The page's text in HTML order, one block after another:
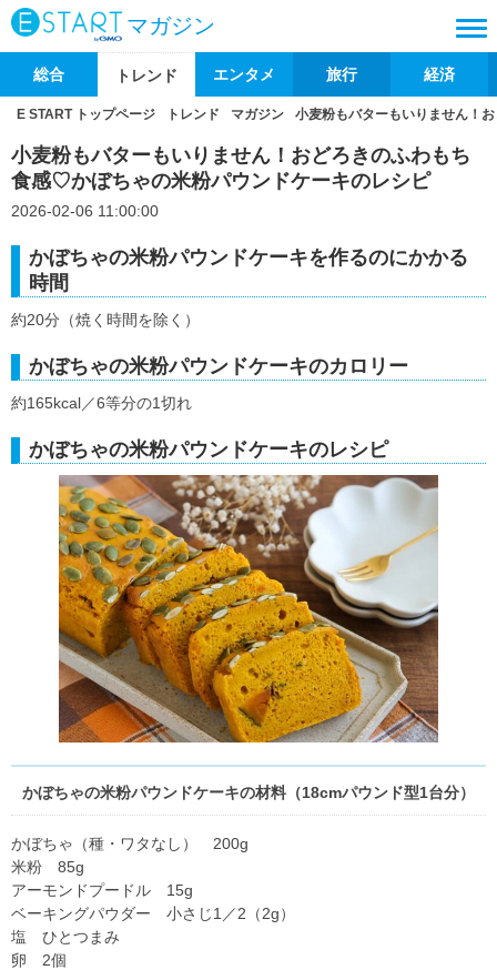
マガジン
総合 トレンド エンタメ 旅行 経済
E START トップページ トレンド マガジン 小麦粉もバターもいりません！
小麦粉もバターもいりません！おどろきのふわもち
食感♡かぼちゃの米粉パウンドケーキのレシピ
2026-02-06 11:00:00
かぼちゃの米粉パウンドケーキを作るのにかかる
時間
約20分（焼く時間を除く）
かぼちゃの米粉パウンドケーキのカロリー
約165kcal／6等分の1切れ
かぼちゃの米粉パウンドケーキのレシピ
かぼちゃの米粉パウンドケーキの材料（18cmパウンド型1台分）
かぼちゃ（種・ワタなし） 200g
米粉 85g
アーモンドプードル 15g
ベーキングパウダー 小さじ1／2（2g）
塩 ひとつまみ
卵 2個